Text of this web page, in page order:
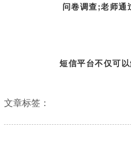
问卷调查;老师通
短信平台不仅可以
文章标签：